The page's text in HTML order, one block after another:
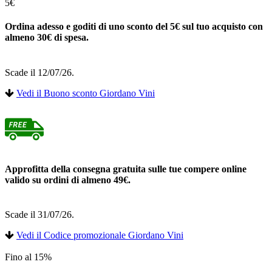
5€
Ordina adesso e goditi di uno sconto del 5€ sul tuo acquisto con
almeno 30€ di spesa.
Scade il 12/07/26.
Vedi il Buono sconto Giordano Vini
Approfitta della consegna gratuita sulle tue compere online
valido su ordini di almeno 49€.
Scade il 31/07/26.
Vedi il Codice promozionale Giordano Vini
Fino al 15%